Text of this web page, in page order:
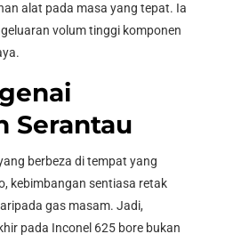
alat pada masa yang tepat. Ia
volum tinggi komponen
Serantau
berbeza di tempat yang
kebimbangan sentiasa retak
gas masam. Jadi,
pada Inconel 625 bore bukan